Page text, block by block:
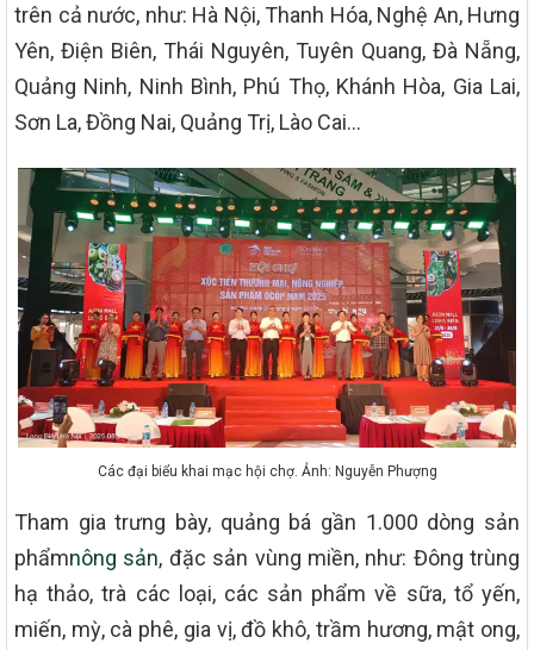
trên cả nước, như: Hà Nội, Thanh Hóa, Nghệ An, Hưng
Yên, Điện Biên, Thái Nguyên, Tuyên Quang, Đà Nẵng,
Quảng Ninh, Ninh Bình, Phú Thọ, Khánh Hòa, Gia Lai,
Sơn La, Đồng Nai, Quảng Trị, Lào Cai…
Các đại biểu khai mạc hội chợ. Ảnh: Nguyễn Phượng
Tham gia trưng bày, quảng bá gần 1.000 dòng sản
phẩmnông sản, đặc sản vùng miền, như: Đông trùng
hạ thảo, trà các loại, các sản phẩm về sữa, tổ yến,
miến, mỳ, cà phê, gia vị, đồ khô, trầm hương, mật ong,